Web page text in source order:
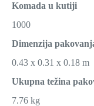
Komada u kutiji
1000
Dimenzija
0.43 x 0.31 x 0.18 m
Ukupna težina
7.76 kg